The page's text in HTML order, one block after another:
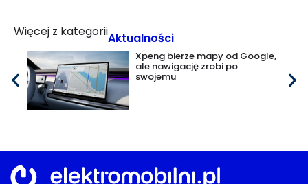
Więcej z kategoriiAktualności
Xpeng bierze mapy od Google,
ale nawigację zrobi po
swojemu